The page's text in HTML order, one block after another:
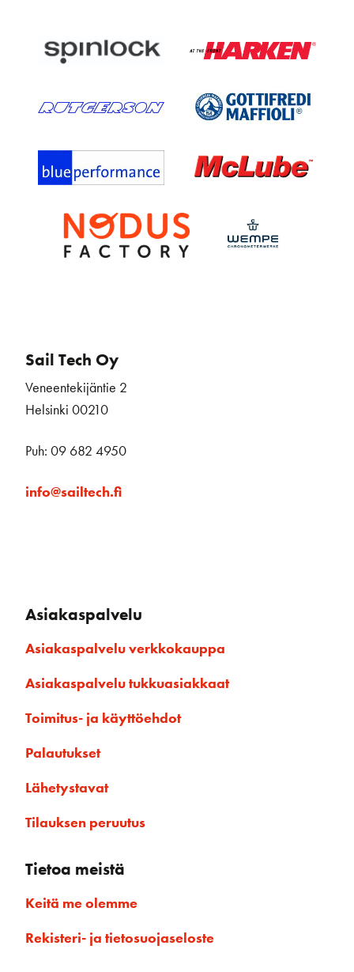
Sail Tech Oy
Veneentekijäntie 2
Helsinki 00210
Puh: 09 682 4950
info@sailtech.fi
Asiakaspalvelu
Asiakaspalvelu verkkokauppa
Asiakaspalvelu tukkuasiakkaat
Toimitus- ja käyttöehdot
Palautukset
Lähetystavat
Tilauksen peruutus
Tietoa meistä
Keitä me olemme
Rekisteri- ja tietosuojaseloste